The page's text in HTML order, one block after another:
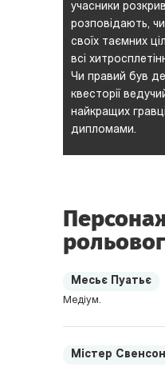
учасники
розповідають,
своїх таємних
всі
Чи правий був
квесторії
найкращих
дипломами.
Месьє Пуатьє
Медіум.
Містер Свенсон